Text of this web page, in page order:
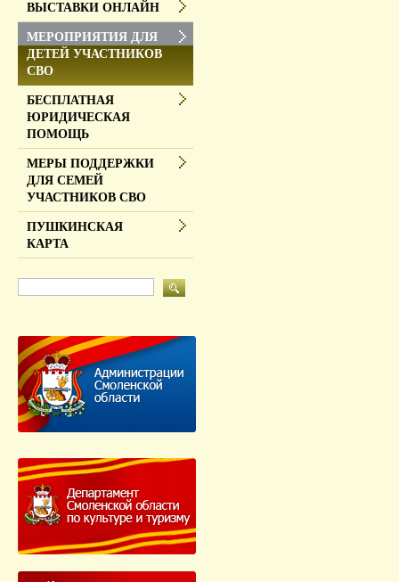
ВЫСТАВКИ ОНЛАЙН
МЕРОПРИЯТИЯ ДЛЯ
ДЕТЕЙ УЧАСТНИКОВ
СВО
БЕСПЛАТНАЯ
ЮРИДИЧЕСКАЯ
ПОМОЩЬ
МЕРЫ ПОДДЕРЖКИ
ДЛЯ СЕМЕЙ
УЧАСТНИКОВ СВО
ПУШКИНСКАЯ
КАРТА